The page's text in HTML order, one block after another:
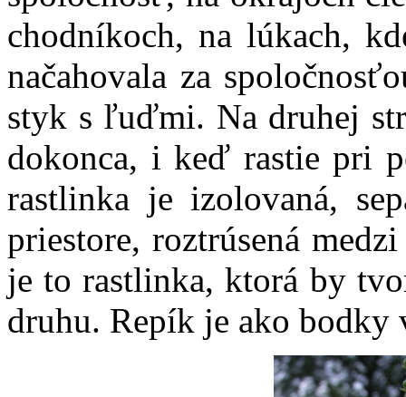
chodníkoch, na lúkach,
načahovala za
styk s ľuďmi. Na druhej
dokonca, i keď rastie pri
rastlinka je izolovaná,
priestore, roztrúsená
je to rastlinka, ktorá by
druhu. Repík je ako bodky